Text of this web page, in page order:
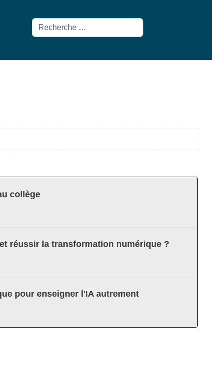
Rechercher
collège
réussir la transformation numérique ?
pour enseigner l'IA autrement